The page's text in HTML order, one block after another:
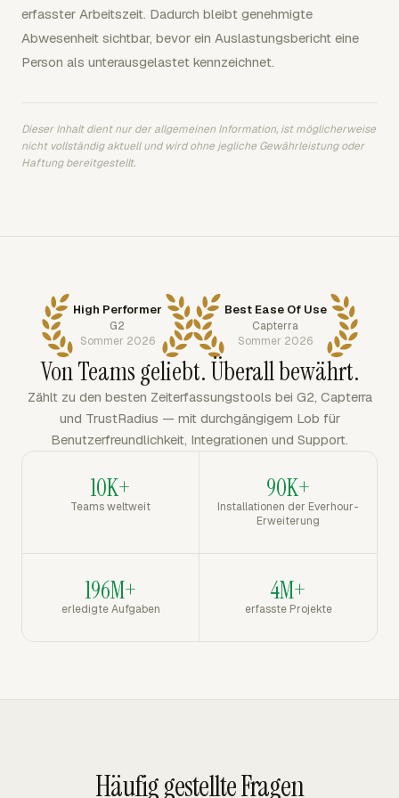
erfasster Arbeitszeit. Dadurch bleibt genehmigte
Abwesenheit sichtbar, bevor ein Auslastungsbericht eine
Person als unterausgelastet kennzeichnet.
Dieser Inhalt dient nur der allgemeinen Information, ist möglicherweise
nicht vollständig aktuell und wird ohne jegliche Gewährleistung oder
Haftung bereitgestellt.
High Performer
G2
Sommer 2026
Best Ease Of Use
Capterra
Sommer 2026
Von Teams geliebt. Überall bewährt.
Zählt zu den besten Zeiterfassungstools bei G2, Capterra
und TrustRadius — mit durchgängigem Lob für
Benutzerfreundlichkeit, Integrationen und Support.
10K+
Teams weltweit
90K+
Installationen der Everhour-
Erweiterung
196M+
erledigte Aufgaben
4M+
erfasste Projekte
Häufig gestellte Fragen